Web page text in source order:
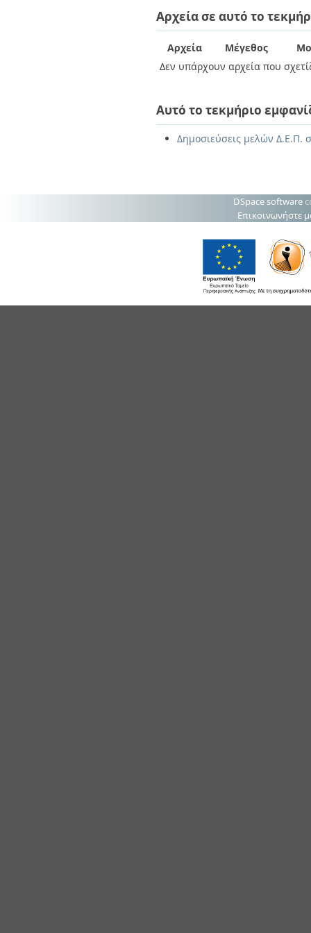
Αρχεία σε αυτό το
Αρχεία Μέγεθος
Δεν υπάρχουν αρχεία που
Αυτό το τεκμήριο
Δημοσιεύσεις μελών Δ.Ε.Π.
DSpace software
Επικοινωνήστε